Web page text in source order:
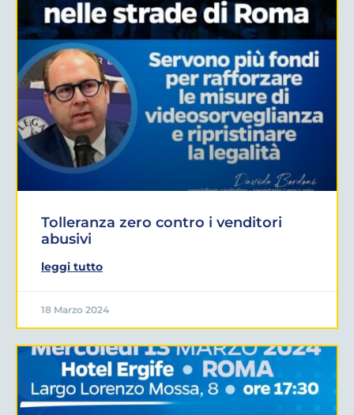
Tolleranza zero contro i venditori
abusivi
leggi tutto
18 Marzo 2024